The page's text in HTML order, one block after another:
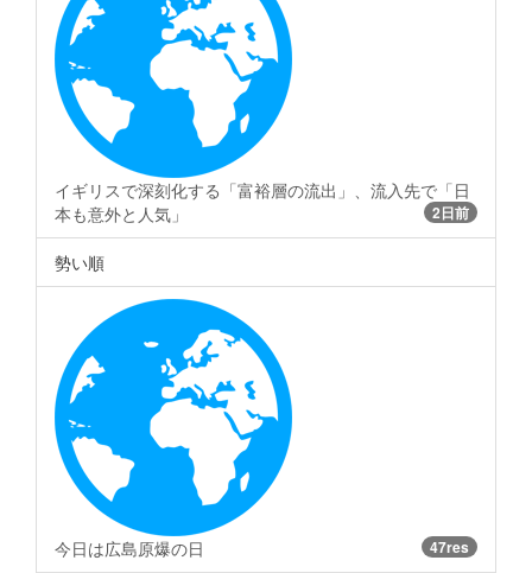
イギリスで深刻化する「富裕層の流出」、流入先で「日
本も意外と人気」
2日前
勢い順
今日は広島原爆の日 47res